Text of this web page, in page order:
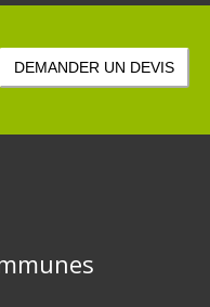
DEMANDER UN DEVIS